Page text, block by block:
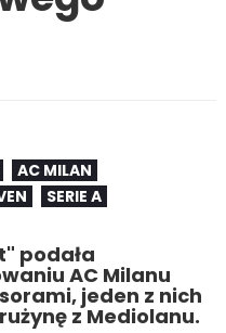
AC MILAN
SERIE A
podała
AC Milanu
jeden z nich
z Mediolanu.